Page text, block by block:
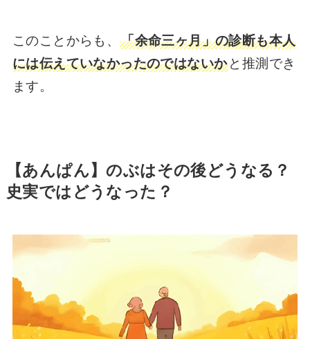
このことからも、「余命三ヶ月」の診断も本人
には伝えていなかったのではないか と推測でき
ます。
【あんぱん】のぶはその後どうなる？
史実ではどうなった？